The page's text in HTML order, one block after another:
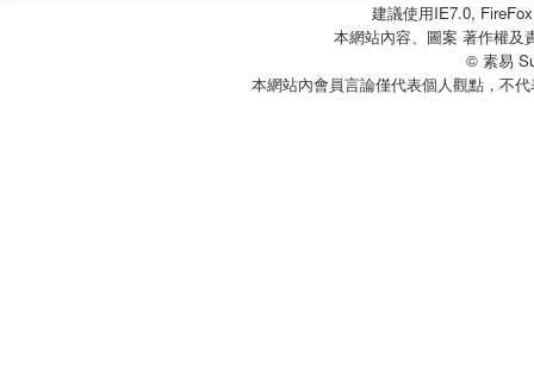
建議使用IE7.0,
本網站內容、圖案 著作權及
© 素易
本網站內會員言論僅代表個人觀點，不